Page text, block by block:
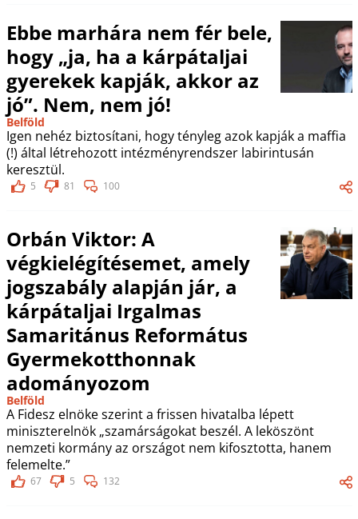
Ebbe marhára nem fér bele,
hogy „ja, ha a kárpátaljai
gyerekek kapják, akkor az
jó”. Nem, nem jó!
Belföld
Igen nehéz biztosítani, hogy tényleg azok kapják a maffia
(!) által létrehozott intézményrendszer labirintusán
keresztül.
5 81 100
Orbán Viktor: A
végkielégítésemet, amely
jogszabály alapján jár, a
kárpátaljai Irgalmas
Samaritánus Református
Gyermekotthonnak
adományozom
Belföld
A Fidesz elnöke szerint a frissen hivatalba lépett
miniszterelnök „szamárságokat beszél. A leköszönt
nemzeti kormány az országot nem kifosztotta, hanem
felemelte.”
67 5 132